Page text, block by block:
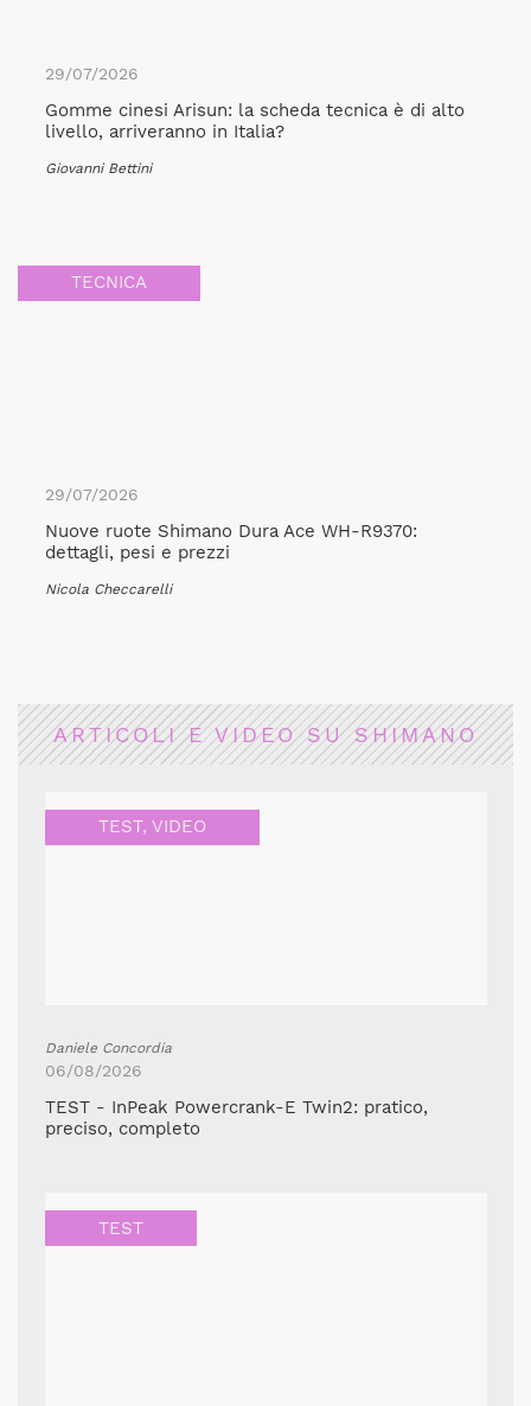
29/07/2026
Gomme cinesi Arisun: la scheda tecnica è di alto
livello, arriveranno in Italia?
Giovanni Bettini
TECNICA
29/07/2026
Nuove ruote Shimano Dura Ace WH-R9370:
dettagli, pesi e prezzi
Nicola Checcarelli
ARTICOLI E VIDEO SU SHIMANO
TEST, VIDEO
Daniele Concordia
06/08/2026
TEST - InPeak Powercrank-E Twin2: pratico,
preciso, completo
TEST